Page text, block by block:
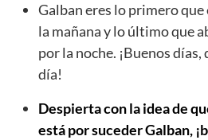
Galban eres lo primero
la mañana y lo último que
por la noche. ¡Buenos días,
día!
Despierta con la idea de
está por suceder Galban,